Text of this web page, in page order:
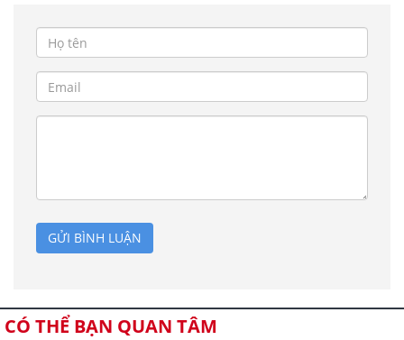
GỬI BÌNH LUẬN
CÓ THỂ BẠN QUAN TÂM